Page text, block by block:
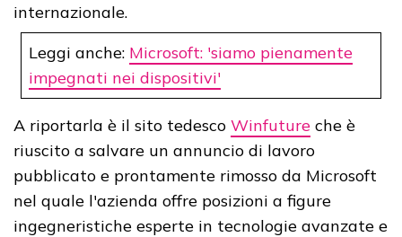
internazionale.
Leggi anche: Microsoft: 'siamo pienamente
impegnati nei dispositivi'
A riportarla è il sito tedesco Winfuture che è
riuscito a salvare un annuncio di lavoro
pubblicato e prontamente rimosso da Microsoft
nel quale l'azienda offre posizioni a figure
ingegneristiche esperte in tecnologie avanzate e